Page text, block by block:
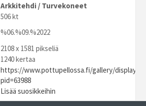
Arkkitehdi / Turvekoneet
506 kt
%06.%09.%2022
2108 x 1581 pikseliä
1240 kertaa
https://www.pottupellossa.fi/gallery/
pid=63988
Lisää suosikkeihin